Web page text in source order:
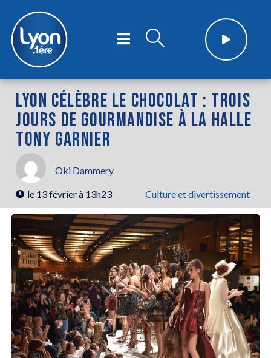
LYON CÉLÈBRE LE CHOCOLAT : TROIS
JOURS DE GOURMANDISE À LA HALLE
TONY GARNIER
Oki Dammery
le 13 février à 13h23 Culture et divertissement